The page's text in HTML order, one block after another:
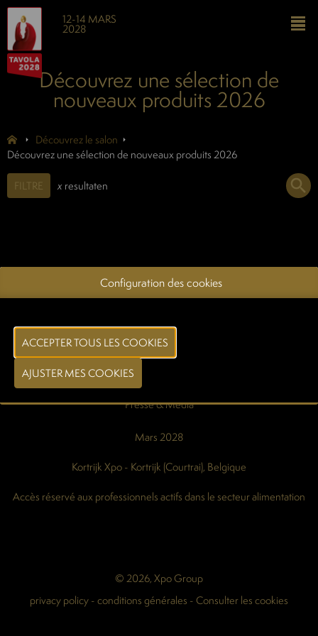
12-14 MARS
2028
Découvrez une sélection de
nouveaux produits 2026
Découvrez le salon
Découvrez une sélection de nouveaux produits 2026
FILTRE x resultaten
Infos pratiques
Contactez-nous
Login exposants
Login constructeur de stand
Presse & Media
Mars 2028
Kortrijk Xpo - Kortrijk (Courtrai), Belgique
Accès réservé aux professionnels actifs dans le secteur alimentation
© 2026, Xpo Group
privacy policy-conditions générales -Consulter les cookies
Configuration des cookies